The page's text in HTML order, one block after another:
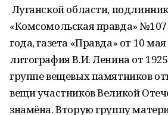
Луганской области,
«Комсомольская правда» №107
года, газета «Правда» от 10
литография В.И. Ленина от
группе вещевых памятников
вещи участников Великой
знамёна. Вторую группу